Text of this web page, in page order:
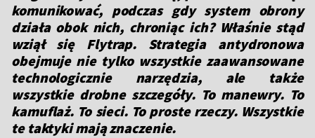
komunikować, podczas gdy system obrony
działa obok nich, chroniąc ich? Właśnie stąd
wziął się Flytrap. Strategia antydronowa
obejmuje nie tylko wszystkie zaawansowane
technologicznie narzędzia, ale także
wszystkie drobne szczegóły. To manewry. To
kamuflaż. To sieci. To proste rzeczy. Wszystkie
te taktyki mają znaczenie.